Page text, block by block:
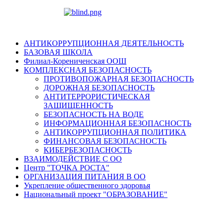
АНТИКОРРУПЦИОННАЯ ДЕЯТЕЛЬНОСТЬ
БАЗОВАЯ ШКОЛА
Филиал-Корениченская ООШ
КОМПЛЕКСНАЯ БЕЗОПАСНОСТЬ
ПРОТИВОПОЖАРНАЯ БЕЗОПАСНОСТЬ
ДОРОЖНАЯ БЕЗОПАСНОСТЬ
АНТИТЕРРОРИСТИЧЕСКАЯ
ЗАЩИЩЕННОСТЬ
БЕЗОПАСНОСТЬ НА ВОДЕ
ИНФОРМАЦИОННАЯ БЕЗОПАСНОСТЬ
АНТИКОРРУПЦИОННАЯ ПОЛИТИКА
ФИНАНСОВАЯ БЕЗОПАСНОСТЬ
КИБЕРБЕЗОПАСНОСТЬ
ВЗАИМОДЕЙСТВИЕ С ОО
Центр "ТОЧКА РОСТА"
ОРГАНИЗАЦИЯ ПИТАНИЯ В ОО
Укрепление общественного здоровья
Национальный проект "ОБРАЗОВАНИЕ"